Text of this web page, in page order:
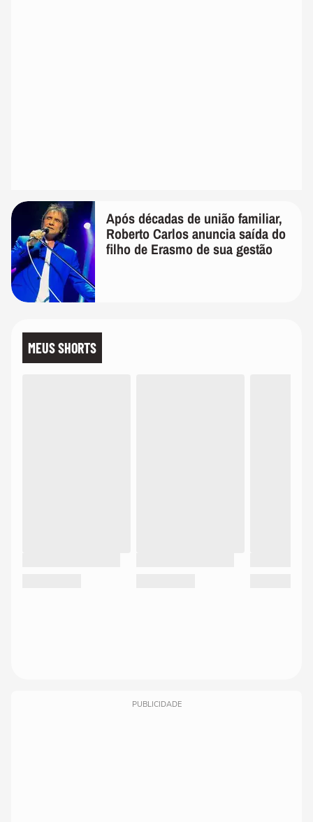
Após décadas de união familiar,
Roberto Carlos anuncia saída do
filho de Erasmo de sua gestão
MEUS SHORTS
PUBLICIDADE